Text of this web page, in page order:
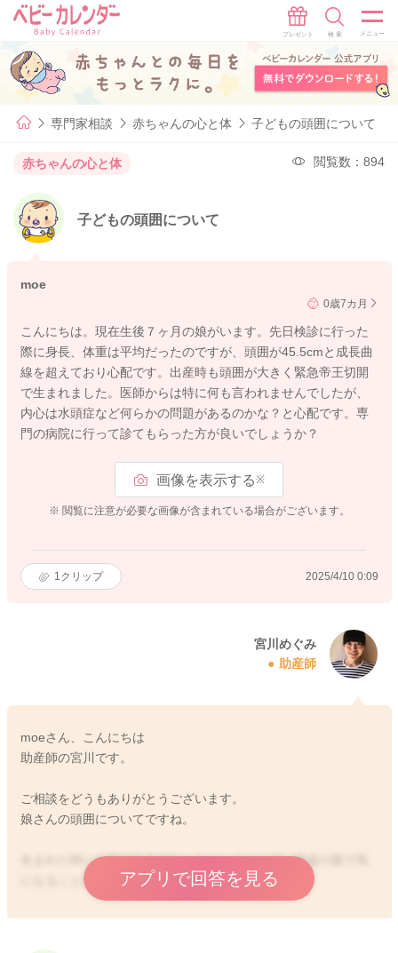
専門家相談 赤ちゃんの心と体 子どもの頭囲について
赤ちゃんの心と体 閲覧数：894
子どもの頭囲について
moe
0歳7カ月
こんにちは。現在生後７ヶ月の娘がいます。先日検診に行った
際に身長、体重は平均だったのですが、頭囲が45.5cmと成長曲
線を超えており心配です。出産時も頭囲が大きく緊急帝王切開
で生まれました。医師からは特に何も言われませんでしたが、
内心は水頭症など何らかの問題があるのかな？と心配です。専
門の病院に行って診てもらった方が良いでしょうか？
画像を表示する※
※ 閲覧に注意が必要な画像が含まれている場合がございます。
1 クリップ 2025/4/10 0:09
宮川めぐみ
助産師
moeさん、こんにちは
助産師の宮川です。
ご相談をどうもありがとうございます。
娘さんの頭囲についてですね。
生まれた時にも頭が大きめだったということで、発達の面で気
になることはありますか？
またここにきて急にグッと大きくなっているということもない
アプリで回答を見る